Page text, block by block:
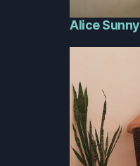
Alice Sunny